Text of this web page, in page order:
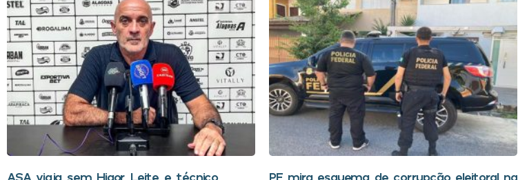
ASA viaja sem Higor Leite e técnico
PF mira esquema de corrupção eleitoral na